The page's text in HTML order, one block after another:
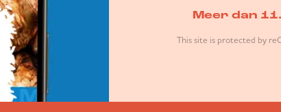
Meer dan
This site is protected by